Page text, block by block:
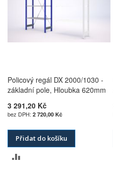
Policový regál DX 2000/1030 -
základní pole, Hloubka 620mm
3 291,20 Kč
2 720,00 Kč
Přidat do košíku